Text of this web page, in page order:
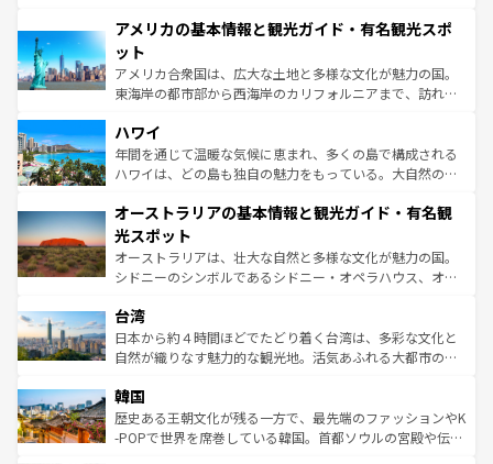
ンツ一覧を参照してほしい。
の建物がそのまま残る町や、スイスならではのユニークな
博物館もあり、アルプス観光だけでなく町歩きも満喫する
ことができる。国民の所得が高いため物価も高いが、旅行
者向けの交通パス提供のサービスもあり、うまく活用すれ
着のスイス情報は
アメリカの基本情報と観光ガイド・有名観光スポ
ット
アメリカ合衆国は、広大な土地と多様な文化が魅力の国。
東海岸の都市部から西海岸のカリフォルニアまで、訪れる
のような巨大都市は、観光、ショッピング、エンターテイ
ンメントが詰まった刺激的なスポットだ。一方、アメリカ
西部には大自然が広がり、グランドキャニオンやイエロー
部のニューオーリンズでは、音楽と美食が融合した独特の
文化が魅力。旅行者はアメリカの各地域で異なる魅力を楽
しみながら、その多様性と豊かな歴史を感じることができ
るだろう。車でのロードトリップや列車の旅も、アメリカ
情報は
ハワイ
年間を通じて温暖な気候に恵まれ、多くの島で構成される
ハワイは、どの島も独自の魅力をもっている。大自然の神
ワイ島は見逃せない。また、定番の観光地といえばオアフ
島だが、静かな自然を求めるならマウイ島やカウアイ島が
おすすめ。エメラルドグリーンに輝く海をはじめ、豊かな
文化や歴史が息づいている。「アロハスピリット」と呼ば
人々、おいしいローカルフードやハワイアンミュージッ
ク、伝統的なフラダンスなど、すべてがハワイの魅力を彩
っている。訪れるたびに新しい発見と感動が待っているハ
はコンテンツ一覧
オーストラリアの基本情報と観光ガイド・有名観
光スポット
オーストラリアは、壮大な自然と多様な文化が魅力の国。
シドニーのシンボルであるシドニー・オペラハウス、オー
リアリーフや大陸中央部にそびえるウルル（エアーズロッ
ク）、タスマニアの美しい原生林やケアンズの熱帯雨林な
ど、見どころがたくさん。また、カフェやワイン、オージ
いる。アクティビティも充実しており、サーフィンやダイ
ビング、ハイキングなど、アウトドア好きにはたまらな
い。オーストラリアの多彩な魅力を存分に味わいつくそ
台湾
日本から約４時間ほどでたどり着く台湾は、多彩な文化と
自然が織りなす魅力的な観光地。活気あふれる大都市の台
ン）、静ひつな山岳地帯である台湾東部など、都市の喧騒
と山間の静けさが共存しており、訪れる人に新しい発見と
驚きをもたらしてくれる。また、奥深い台湾の食文化も魅
韓国
歴史ある王朝文化が残る一方で、最先端のファッションやK
-POPで世界を席巻している韓国。首都ソウルの宮殿や伝統